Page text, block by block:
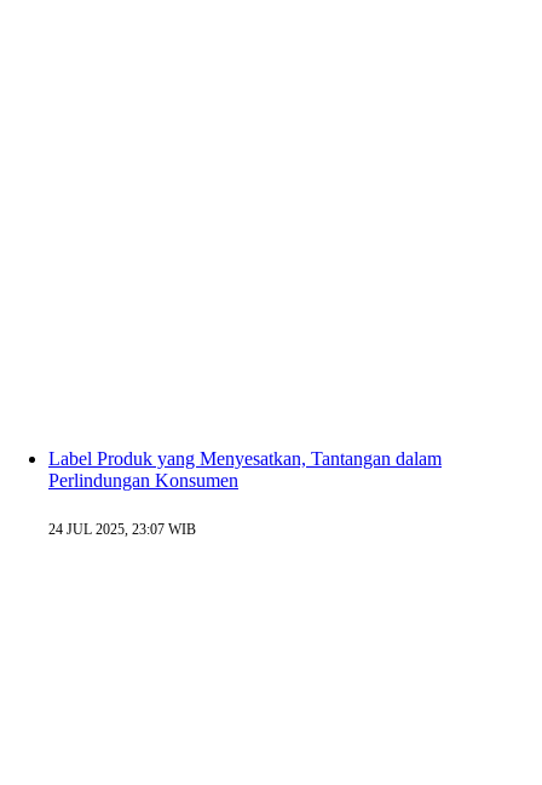
Label Produk yang Menyesatkan, Tantangan dalam
Perlindungan Konsumen
24 JUL 2025, 23:07 WIB